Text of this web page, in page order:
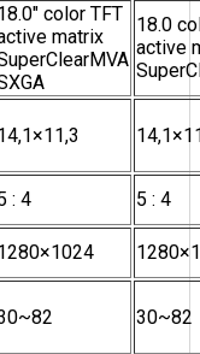
color TFT
matrix
18.0
active
: 4
5 : 4
30~82